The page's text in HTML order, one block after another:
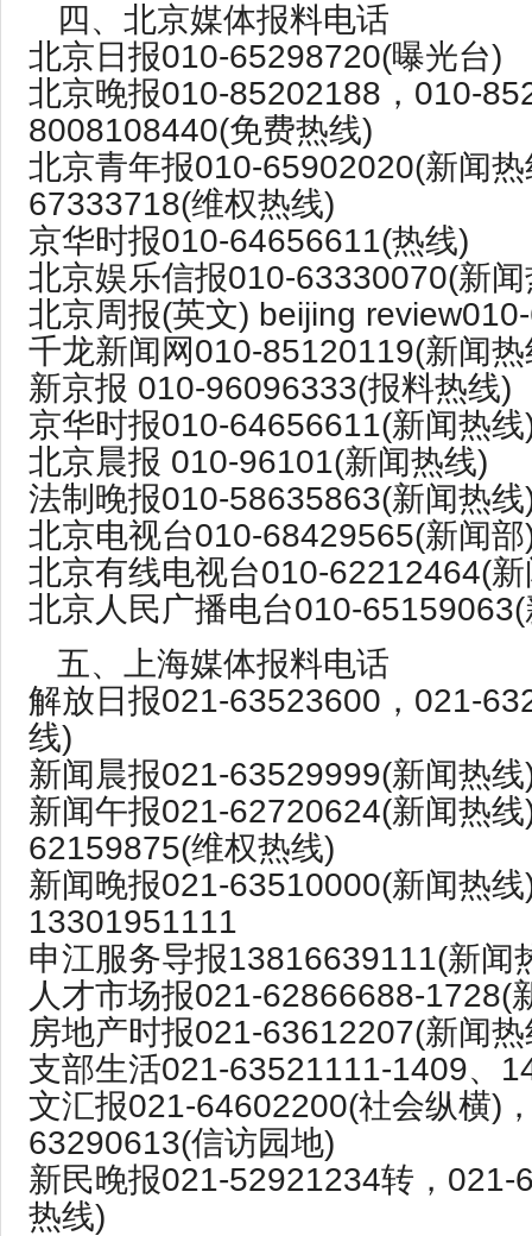
四、北京媒体报料电话
北京日报010-65298720(曝光台)
北京晚报010-85202188，010-
8008108440(免费热线)
北京青年报010-65902020(新闻
67333718(维权热线)
京华时报010-64656611(热线)
北京娱乐信报010-63330070(新
北京周报(英文) beijing
千龙新闻网010-85120119(新闻热
新京报 010-96096333(报料热线)
京华时报010-64656611(新闻热线
北京晨报 010-96101(新闻热线)
法制晚报010-58635863(新闻热线
北京电视台010-68429565(新闻部
北京有线电视台010-62212464(
北京人民广播电台010-
五、上海媒体报料电话
解放日报021-63523600，021-
线)
新闻晨报021-63529999(新闻热线
新闻午报021-62720624(新闻热
62159875(维权热线)
新闻晚报021-63510000(新闻热线
13301951111
申江服务导报13816639111(新闻
人才市场报021-62866688-1728(
房地产时报021-63612207(新闻热
支部生活021-63521111-1409、
文汇报021-64602200(社会纵横)
63290613(信访园地)
新民晚报021-52921234转，021-
热线)